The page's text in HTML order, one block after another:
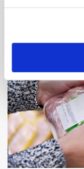
Fra mark til